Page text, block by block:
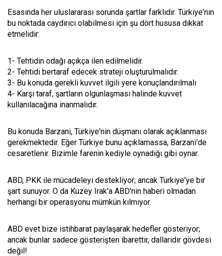
Esasında her uluslararası sorunda şartlar farklıdır. Türkiye'nin
bu noktada caydırıcı olabilmesi için şu dört hususa dikkat
etmelidir:
1- Tehtidin odağı açıkça ilen edilmelidir.
2- Tehtidi bertaraf edecek strateji oluşturulmalıdır.
3- Bu konuda gerekli kuvvet ilgili yere konuçlandırılmalı
4- Karşı taraf, şartların olgunlaşması halinde kuvvet
kullanılacağına inanmalıdır.
Bu konuda Barzani, Türkiye'nin düşmanı olarak açıklanması
gerekmektedir. Eğer Türkiye bunu açıklamassa, Barzani'de
cesaretlenir. Bizimle farenin kediyle oynadığı gibi oynar.
ABD, PKK ile mücadeleyi destekliyor; ancak Türkiye'ye bir
şart sunuyor. O da Kuzey Irak'a ABD'nin haberi olmadan
herhangi bir operasyonu mümkün kılmıyor.
ABD evet bize istihbarat paylaşarak hedefler gösteriyor;
ancak bunlar sadece gösterişten ibarettir, dallarıdır gövdesi
değil!